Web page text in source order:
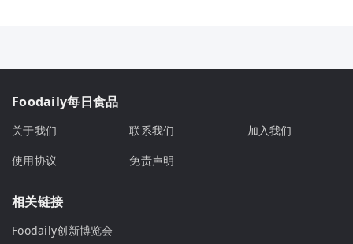
Foodaily每日食品
关于我们 联系我们
加入我们
使用协议
免责声明
相关链接
Foodaily创新博览会